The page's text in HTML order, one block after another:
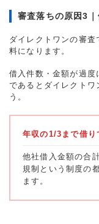
審査落ちの原因3
ダイレクトワンの審
料になります。
借入件数・金額が過
であるとダイレクトワ
う。
年収の1/3まで借り
他社借入金額の合
規制という制度の
ます。